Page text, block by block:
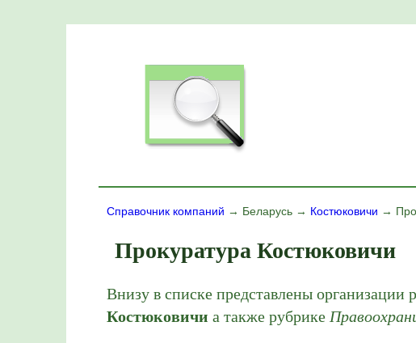
Справочник компаний → Беларусь → Костюковичи →
Прокуратура Костюковичи
Внизу в списке представлены организации
Костюковичи а также рубрике